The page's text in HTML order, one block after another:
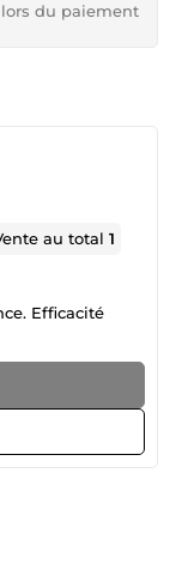
du paiement
au total1
Efficacité